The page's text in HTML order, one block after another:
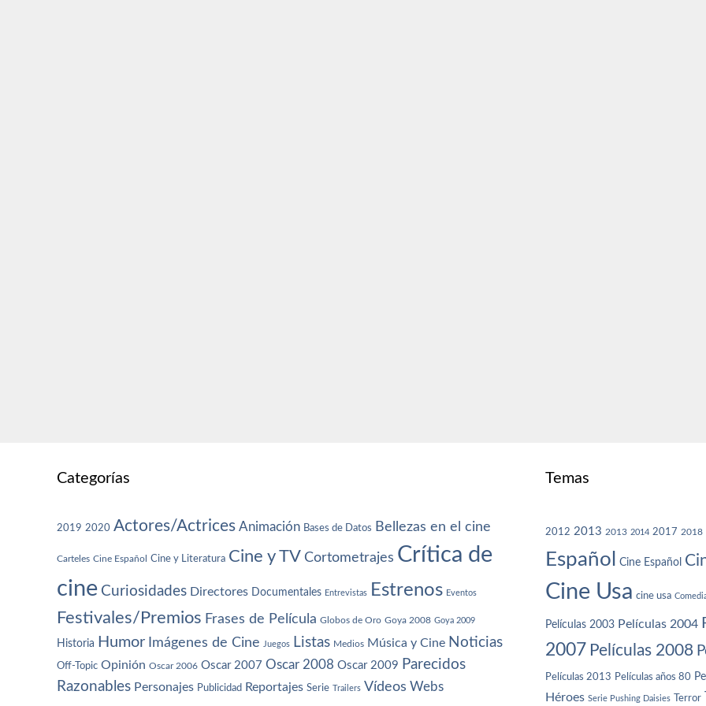
Categorías
2019 2020 Actores/Actrices Animación Bases de Datos Bellezas en el cine
Carteles Cine Español Cine y Literatura Cine y TV Cortometrajes Crítica de
cine Curiosidades Directores Documentales Entrevistas Estrenos Eventos
Festivales/Premios Frases de Película Globos de Oro Goya 2008 Goya 2009
Historia Humor Imágenes de Cine Juegos Listas Medios Música y Cine Noticias
Off-Topic Opinión Oscar 2006 Oscar 2007 Oscar 2008 Oscar 2009 Parecidos
Razonables Personajes Publicidad Reportajes Serie Trailers Vídeos Webs
Temas
2012 2013 2013 2014 2017 2018
Español Cine Español
Cine Usa cine usa
Películas 2003 Películas 2004
2007 Películas 2008
Películas 2013 Películas años 80
Héroes Serie Pushing Daisies Terror